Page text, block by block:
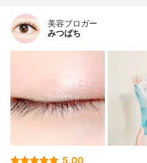
美容ブロガー
みつばち
5.00